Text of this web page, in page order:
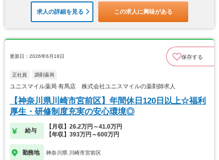
求人の詳細を見る この求人に興味がある
更新日：2026年6月18日 保存する
正社員 調剤薬局
ユニスマイル薬局 有馬店 株式会社ユニスマイルの薬剤師求人
【神奈川県川崎市宮前区】年間休日120日以上☆福利
厚生・研修制度充実の安心環境◎
給与
【月収】26.2万円～41.0万円
【年収】393万円～600万円
勤務地 神奈川県 川崎市宮前区